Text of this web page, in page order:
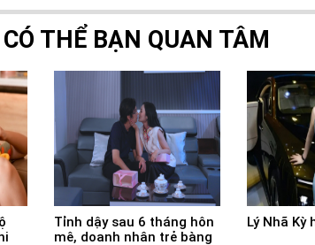
CÓ THỂ BẠN QUAN TÂM
Tỉnh dậy sau 6 tháng hôn
mê, doanh nhân trẻ bàng
Lý Nhã Kỳ